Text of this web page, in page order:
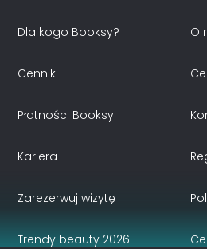
Dla kogo Booksy?
Cennik
Płatności Booksy
O
Kariera
Zarezerwuj wizytę
Trendy beauty 2026